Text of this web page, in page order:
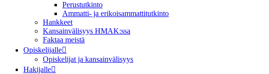
Perustutkinto
Ammatti- ja erikoisammattitutkinto
Hankkeet
Kansainvälisyys HMAK:ssa
Faktaa meistä
Opiskelijalle
Opiskelijat ja kansainvälisyys
Hakijalle